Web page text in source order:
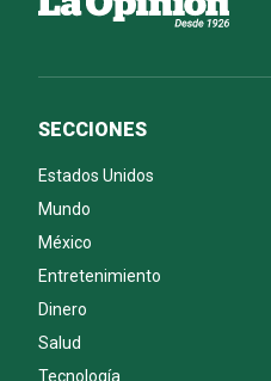
SECCIONES
Estados Unidos
Mundo
México
Entretenimiento
Dinero
Salud
Tecnología